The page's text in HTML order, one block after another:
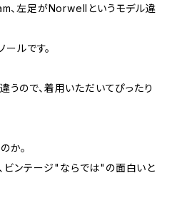
、左足がNorwellというモデル違
ルです。
うので、着用いただいてぴったり
か。
ビンテージ"ならでは"の面白いと